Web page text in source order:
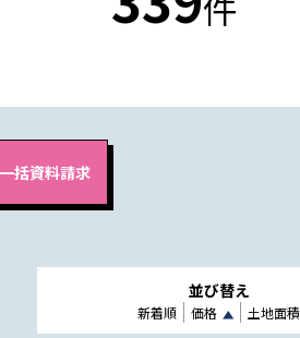
並び替え
新着順 価格 土地面積